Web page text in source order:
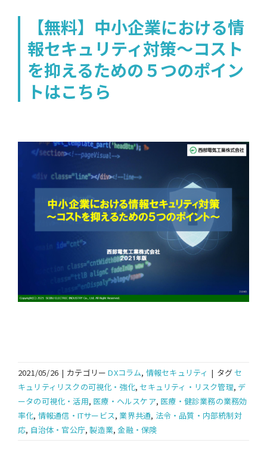
【無料】中小企業における情
報セキュリティ対策～コスト
を抑えるための５つのポイン
トはこちら
2021/05/26 | カテゴリーDXコラム, 情報セキュリティ | タグ セ
キュリティリスクの可視化・強化, セキュリティ・リスク管理, デ
ータの可視化・活用, 医療・ヘルスケア, 医療・健診業務の業務効
率化, 情報通信・ITサービス, 業界共通, 法令・品質・内部統制対
応, 自治体・官公庁,製造業,金融・保険